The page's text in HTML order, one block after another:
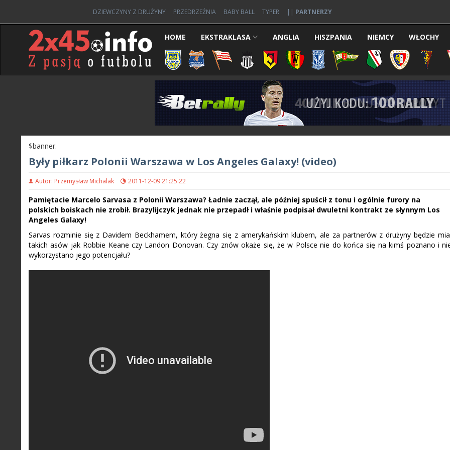
DZIEWCZYNY Z DRUŻYNY PRZEDRZEŹNIA BABY BALL TYPER || PARTNERZY
HOME EKSTRAKLASA ANGLIA HISZPANIA NIEMCY WŁOCHY
$banner.
Były piłkarz Polonii Warszawa w Los Angeles Galaxy! (video)
Autor: Przemysław Michalak 2011-12-09 21:25:22
Pamiętacie Marcelo Sarvasa z Polonii Warszawa? Ładnie zaczął, ale później spuścił z tonu i ogólnie furory na
polskich boiskach nie zrobił. Brazylijczyk jednak nie przepadł i właśnie podpisał dwuletni kontrakt ze słynnym Los
Angeles Galaxy!
Sarvas rozminie się z Davidem Beckhamem, który żegna się z amerykańskim klubem, ale za partnerów z drużyny będzie
takich asów jak Robbie Keane czy Landon Donovan. Czy znów okaże się, że w Polsce nie do końca się na kimś poznano i
wykorzystano jego potencjału?